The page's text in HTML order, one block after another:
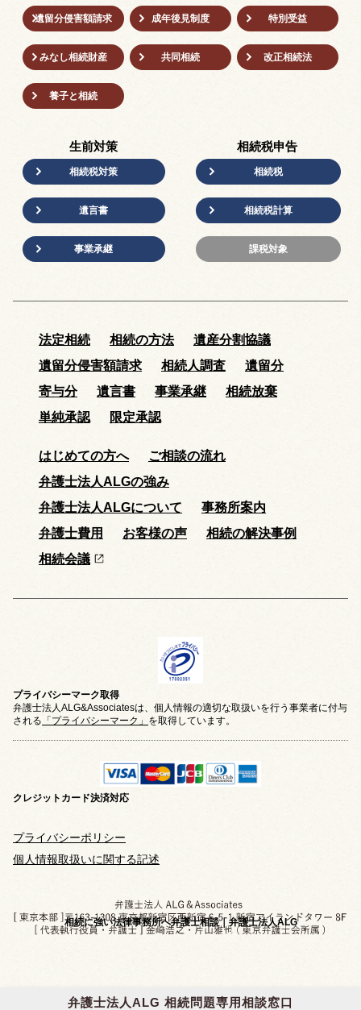
相続に強い法律事務所へ弁護士相談｜弁護士法人ALG
弁護士法人ALG 相続問題専用相談窓口
遺留分侵害額請求 成年後⾒制度 特別受益
みなし相続財産 共同相続 改正相続法
養子と相続
生前対策
相続税対策
遺言書
事業承継
相続税申告
相続税
相続税計算
課税対象
法定相続 相続の方法
遺産分割協議
遺留分侵害額請求
相続人調査
遺留分
寄与分
遺言書 事業承継
相続放棄
単純承認
限定承認
はじめての方へ
ご相談の流れ
弁護士法人ALGの強み
弁護士法人ALGについて
事務所案内
弁護士費用
お客様の声
相続の解決事例
相続会議
プライバシーマーク取得
弁護士法人ALG&Associatesは、個人情報の適切な取扱いを行う事業者に付与
される 「プライバシーマーク」 を取得しています。
クレジットカード決済対応
プライバシーポリシー
個人情報取扱いに関する記述